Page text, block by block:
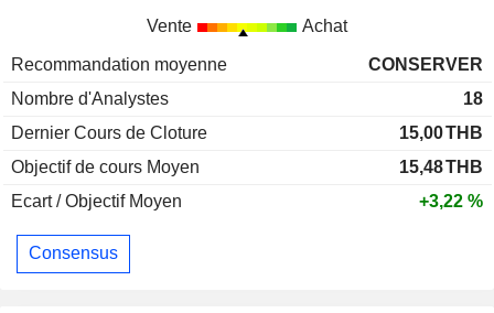
Vente Achat
Recommandation moyenne
CONSERVER
Nombre d'Analystes
18
Dernier Cours de Cloture
15,00THB
Objectif de cours Moyen
15,48THB
Ecart / Objectif Moyen
+3,22 %
Consensus